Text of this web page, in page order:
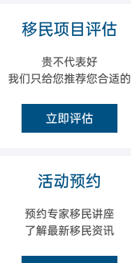
移民项目评估
贵不代表好
我们只给您推荐您合适的
立即评估
活动预约
预约专家移民讲座
了解最新移民资讯